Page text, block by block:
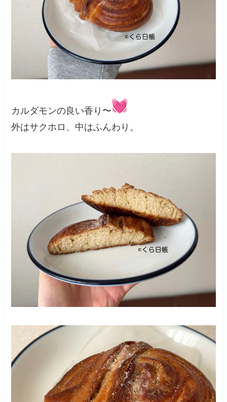
カルダモンの良い香り〜
外はサクホロ、中はふんわり。